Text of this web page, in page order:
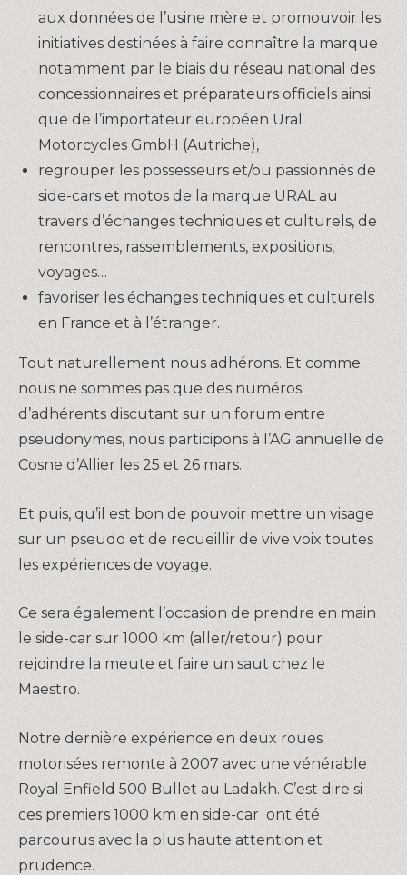
aux données de l’usine mère et promouvoir les
initiatives destinées à faire connaître la marque
notamment par le biais du réseau national des
concessionnaires et préparateurs officiels ainsi
que de l’importateur européen Ural
Motorcycles GmbH (Autriche),
regrouper les possesseurs et/ou passionnés de
side-cars et motos de la marque URAL au
travers d’échanges techniques et culturels, de
rencontres, rassemblements, expositions,
voyages…
favoriser les échanges techniques et culturels
en France et à l’étranger.
Tout naturellement nous adhérons. Et comme
nous ne sommes pas que des numéros
d’adhérents discutant sur un forum entre
pseudonymes, nous participons à l’AG annuelle de
Cosne d’Allier les 25 et 26 mars.
Et puis, qu’il est bon de pouvoir mettre un visage
sur un pseudo et de recueillir de vive voix toutes
les expériences de voyage.
Ce sera également l’occasion de prendre en main
le side-car sur 1000 km (aller/retour) pour
rejoindre la meute et faire un saut chez le
Maestro.
Notre dernière expérience en deux roues
motorisées remonte à 2007 avec une vénérable
Royal Enfield 500 Bullet au Ladakh. C’est dire si
ces premiers 1000 km en side-car ont été
parcourus avec la plus haute attention et
prudence.